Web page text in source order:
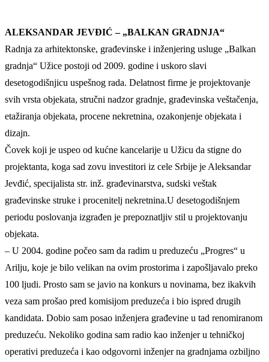
ALEKSANDAR JEVĐIĆ – „BALKAN GRADNJA“
Radnja za arhitektonske, građevinske i inženjering usluge „Balkan
gradnja“ Užice postoji od 2009. godine i uskoro slavi
desetogodišnjicu uspešnog rada. Delatnost firme je projektovanje
svih vrsta objekata, stručni nadzor gradnje, građevinska veštačenja,
etažiranja objekata, procene nekretnina, ozakonjenje objekata i
dizajn.
Čovek koji je uspeo od kućne kancelarije u Užicu da stigne do
projektanta, koga sad zovu investitori iz cele Srbije je Aleksandar
Jevđić, specijalista str. inž. građevinarstva, sudski veštak
građevinske struke i procenitelj nekretnina.U desetogodišnjem
periodu poslovanja izgrađen je prepoznatljiv stil u projektovanju
objekata.
– U 2004. godine počeo sam da radim u preduzeću „Progres“ u
Arilju, koje je bilo velikan na ovim prostorima i zapošljavalo preko
100 ljudi. Prosto sam se javio na konkurs u novinama, bez ikakvih
veza sam prošao pred komisijom preduzeća i bio ispred drugih
kandidata. Dobio sam posao inženjera građevine u tad renomiranom
preduzeću. Nekoliko godina sam radio kao inženjer u tehničkoj
operativi preduzeća i kao odgovorni inženjer na gradnjama ozbiljno